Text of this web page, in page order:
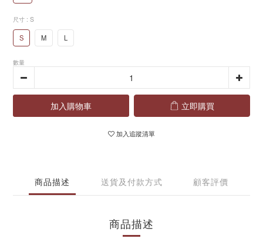
尺寸 : S
S M L
數量
加入購物車 立即購買
加入追蹤清單
商品描述 送貨及付款方式 顧客評價
商品描述